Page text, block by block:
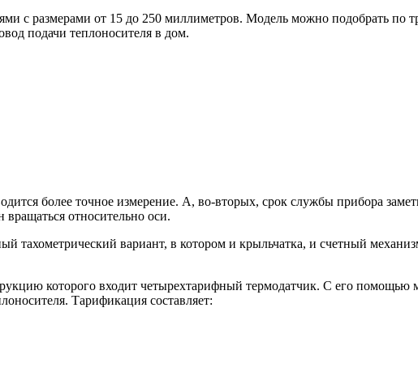
размерами от 15 до 250 миллиметров. Модель можно подобрать по
подачи теплоносителя в дом.
более точное измерение. А, во-вторых, срок службы прибора
относительно оси.
вариант, в котором и крыльчатка, и счетный
которого входит четырехтарифный термодатчик. С его помощью
Тарификация составляет: